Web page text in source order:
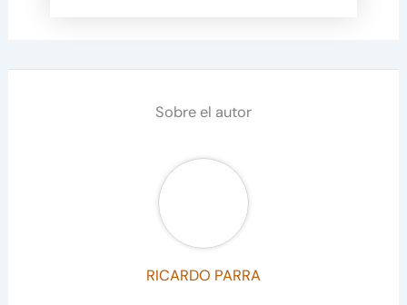
Sobre el autor
RICARDO PARRA